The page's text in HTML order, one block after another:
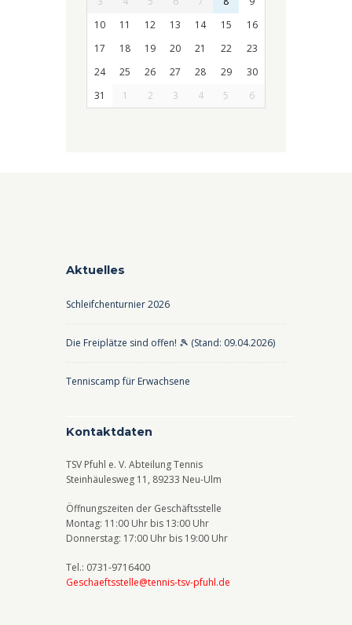
10
11 12 13 14 15
16
17
18 19 20 21 22
23
24
25 26 27 28 29
30
31
1 2 3 4 5 6
Aktuelles
Schleifchenturnier 2026
Die Freiplätze sind offen! 🎾 (Stand: 09.04.2026)
Tenniscamp für Erwachsene
Kontaktdaten
TSV Pfuhl e. V. Abteilung Tennis
Steinhäulesweg 11, 89233 Neu-Ulm
Öffnungszeiten der Geschäftsstelle
Montag: 11:00 Uhr bis 13:00 Uhr
Donnerstag: 17:00 Uhr bis 19:00 Uhr
Tel.: 0731-9716400
Geschaeftsstelle@tennis-tsv-pfuhl.de